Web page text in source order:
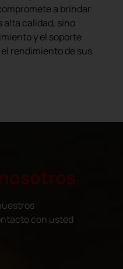
a brindar
alta calidad, sino
y el soporte
rendimiento de sus
con usted